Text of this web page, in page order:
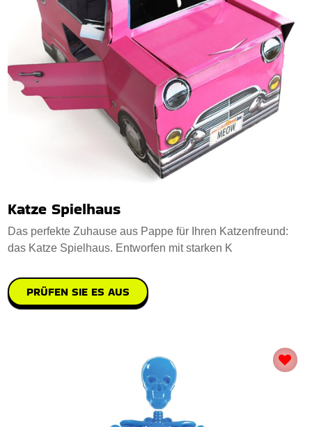
Katze Spielhaus
Das perfekte Zuhause aus Pappe für Ihren Katzenfreund:
das Katze Spielhaus. Entworfen mit starken K
PRÜFEN SIE ES AUS